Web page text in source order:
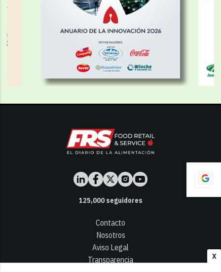
X
125,000seguidores
Contacto
Nosotros
Aviso Legal
Transparencia